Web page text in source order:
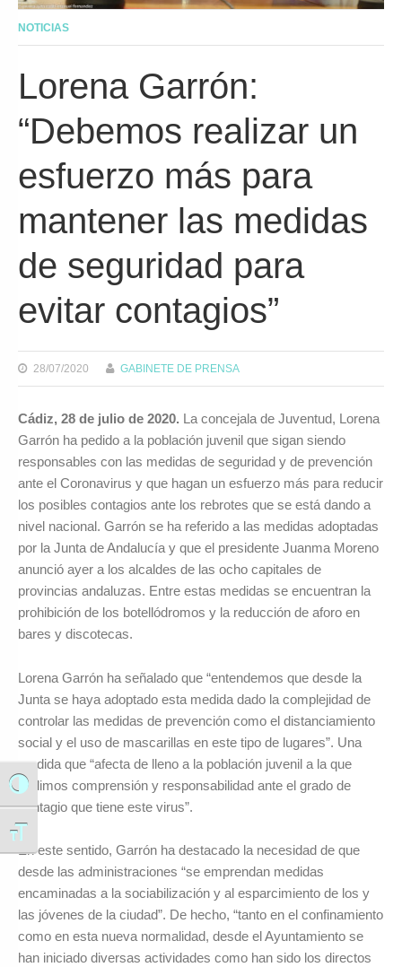
Alternar alto contraste
Alternar tamaño de letra
NOTICIAS
Lorena Garrón:
“Debemos realizar un
esfuerzo más para
mantener las medidas
de seguridad para
evitar contagios”
28/07/2020 GABINETE DE PRENSA
Cádiz, 28 de julio de 2020. La concejala de Juventud, Lorena
Garrón ha pedido a la población juvenil que sigan siendo
responsables con las medidas de seguridad y de prevención
ante el Coronavirus y que hagan un esfuerzo más para reducir
los posibles contagios ante los rebrotes que se está dando a
nivel nacional. Garrón se ha referido a las medidas adoptadas
por la Junta de Andalucía y que el presidente Juanma Moreno
anunció ayer a los alcaldes de las ocho capitales de
provincias andaluzas. Entre estas medidas se encuentran la
prohibición de los botellódromos y la reducción de aforo en
bares y discotecas.
Lorena Garrón ha señalado que “entendemos que desde la
Junta se haya adoptado esta medida dado la complejidad de
controlar las medidas de prevención como el distanciamiento
social y el uso de mascarillas en este tipo de lugares”. Una
medida que “afecta de lleno a la población juvenil a la que
pedimos comprensión y responsabilidad ante el grado de
contagio que tiene este virus”.
En este sentido, Garrón ha destacado la necesidad de que
desde las administraciones “se emprendan medidas
encaminadas a la sociabilización y al esparcimiento de los y
las jóvenes de la ciudad”. De hecho, “tanto en el confinamiento
como en esta nueva normalidad, desde el Ayuntamiento se
han iniciado diversas actividades como han sido los directos